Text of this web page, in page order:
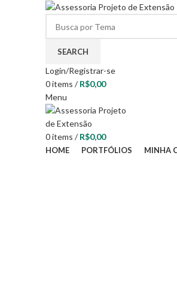
SEARCH
Login/Registrar-se
0items / R$0,00
Menu
0items / R$0,00
HOME PORTFÓLIOS MINHA